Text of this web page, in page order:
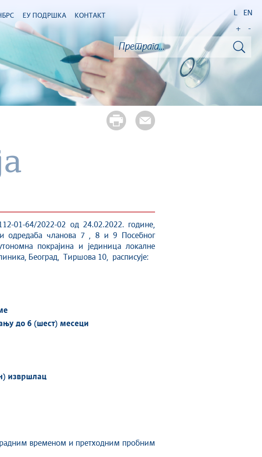
ЕУ ПОДРШКА КОНТАКТ L EN
+ -
01-64/2022-02 од 24.02.2022. године,
и одредаба чланова 7 , 8 и 9 Посебног
покрајина и јединица локалне
Београд, Тиршова 10, расписује:
до 6 (шест) месеци
извршлац
временом и претходним пробним